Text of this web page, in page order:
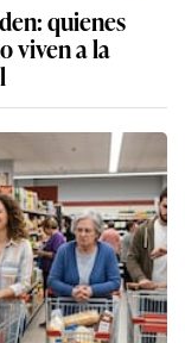
quienes
viven a la